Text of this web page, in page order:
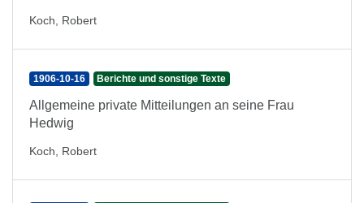
Koch, Robert
1906-10-16 Berichte und sonstige Texte
Allgemeine private Mitteilungen an seine Frau
Hedwig
Koch, Robert